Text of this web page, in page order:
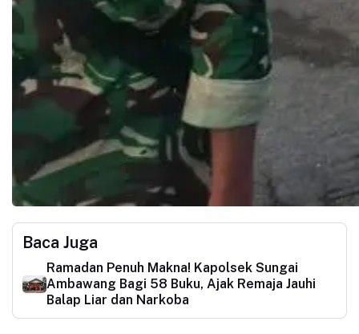
Baca Juga
Ramadan Penuh Makna! Kapolsek Sungai
Ambawang Bagi 58 Buku, Ajak Remaja Jauhi
Balap Liar dan Narkoba